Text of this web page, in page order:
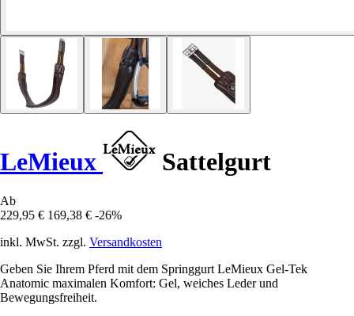
LeMieux Sattelgurt
Ab
229,95 € 169,38 € -26%
inkl. MwSt. zzgl. Versandkosten
Geben Sie Ihrem Pferd mit dem Springgurt LeMieux Gel-Tek
Anatomic maximalen Komfort: Gel, weiches Leder und
Bewegungsfreiheit.